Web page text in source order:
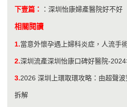
下壹篇：
： 深圳怡康婦產醫院好不好
相關閱讀
1.當意外懷孕遇上婦科炎症，人流手
2.深圳流產深圳怡康口碑好醫院-
3.2026 深圳上環取環攻略：由超聲
拆解